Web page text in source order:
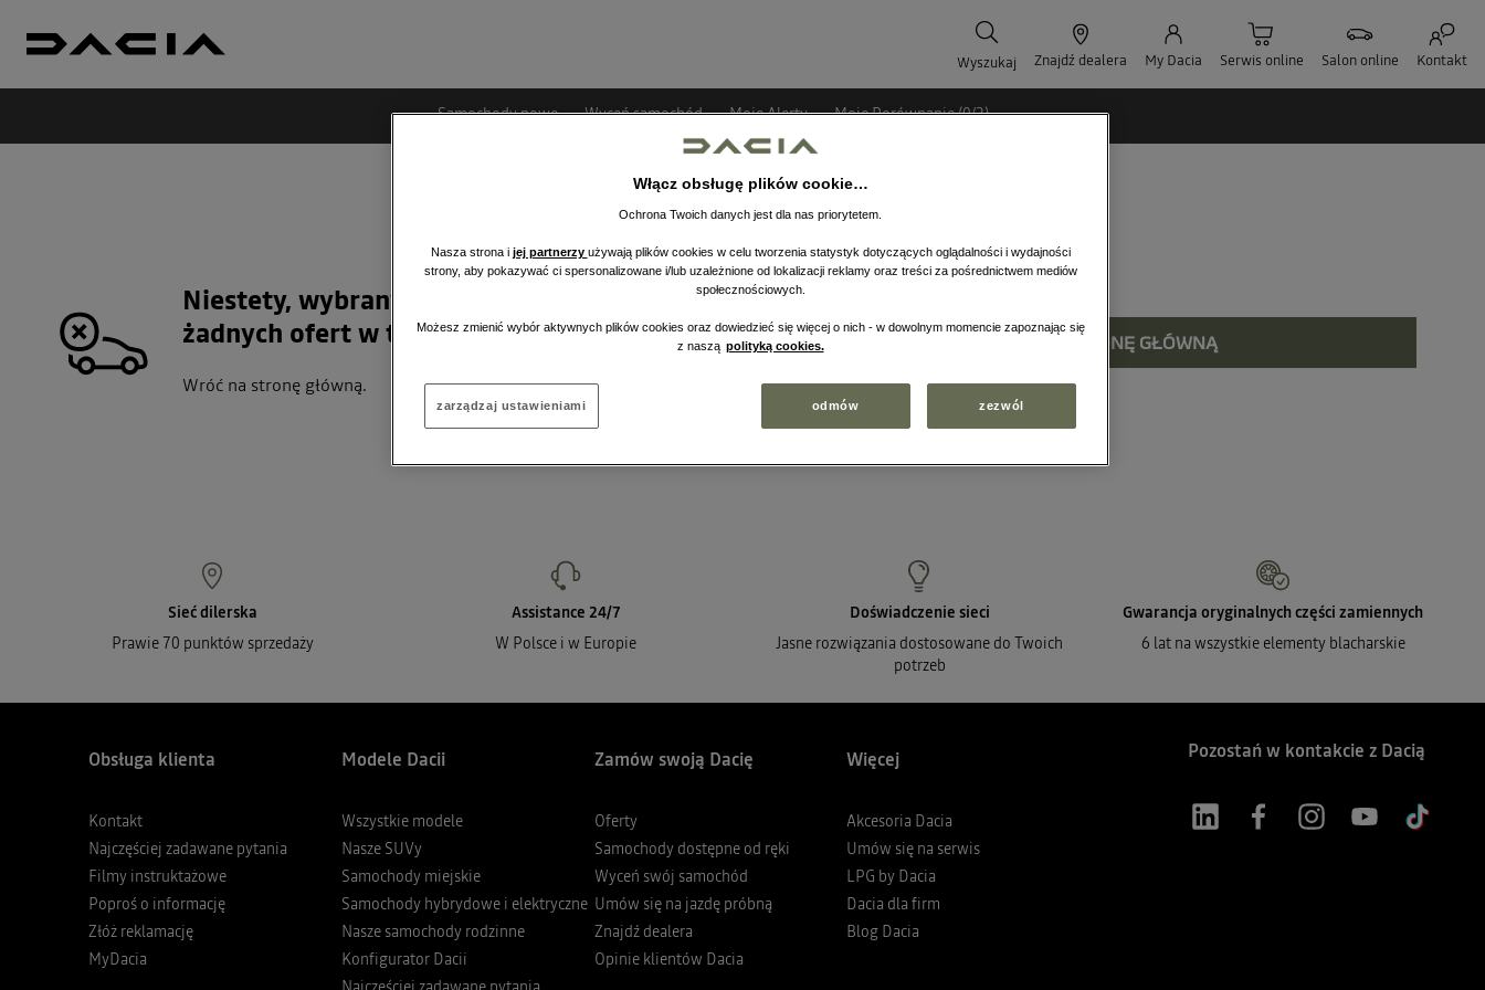
Samochody nowe Wyceń samochód Moje Alerty Moje Porównanie (0/3)
Niestety, wybrany dealer nie ma obecnie
żadnych ofert w tej kategorii.
Wróć na stronę główną.
WRÓĆ NA STRONĘ GŁÓWNĄ
Sieć dilerska
Prawie 70 punktów sprzedaży
Assistance 24/7
W Polsce i w Europie
Doświadczenie sieci
Jasne rozwiązania dostosowane do Twoich
potrzeb
Gwarancja oryginalnych części zamiennych
6 lat na wszystkie elementy blacharskie
Obsługa klienta
Kontakt
Najczęściej zadawane pytania
Filmy instruktażowe
Poproś o informację
Złóż reklamację
MyDacia
Modele Dacii
Wszystkie modele
Nasze SUVy
Samochody miejskie
Samochody hybrydowe i elektryczne
Nasze samochody rodzinne
Konfigurator Dacii
Zamów swoją Dacię
Oferty
Samochody dostępne od ręki
Wyceń swój samochód
Umów się na jazdę próbną
Znajdź dealera
Opinie klientów Dacia
Więcej
Akcesoria Dacia
Umów się na serwis
LPG by Dacia
Dacia dla firm
Blog Dacia
Pozostań w kontakcie z Dacią
Włącz obsługę plików cookie…
Ochrona Twoich danych jest dla nas priorytetem.
Nasza strona i jej partnerzy używają plików cookies w celu tworzenia statystyk dotyczących oglądalności i wydajności
strony, aby pokazywać ci spersonalizowane i/lub uzależnione od lokalizacji reklamy oraz treści za pośrednictwem mediów
społecznościowych.
Możesz zmienić wybór aktywnych plików cookies oraz dowiedzieć się więcej o nich - w dowolnym momencie zapoznając się
z naszą polityką cookies.
zarządzaj ustawieniami odmów zezwól